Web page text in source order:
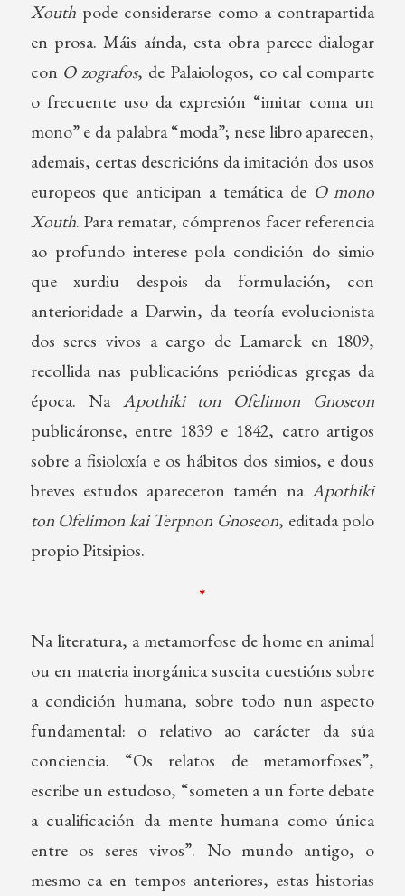
Xouthpode considerarse como a contrapartida
en prosa. Máis aínda, esta obra parece dialogar
con O zografos, de Palaiologos, co cal comparte
o frecuente uso da expresión “imitar coma un
mono” e da palabra “moda”; nese libro aparecen,
ademais, certas descricións da imitación dos usos
europeos que anticipan a temática de O mono
Xouth. Para rematar, cómprenos facer referencia
ao profundo interese pola condición do simio
que xurdiu despois da formulación, con
anterioridade a Darwin, da teoría evolucionista
dos seres vivos a cargo de Lamarck en 1809,
recollida nas publicacións periódicas gregas da
época. Na Apothiki ton Ofelimon Gnoseon
publicáronse, entre 1839 e 1842, catro artigos
sobre a fisioloxía e os hábitos dos simios, e dous
breves estudos apareceron tamén naApothiki
ton Ofelimon kai Terpnon Gnoseon, editada polo
propio Pitsipios.
*
Na literatura, a metamorfose de home en animal
ou en materia inorgánica suscita cuestións sobre
a condición humana, sobre todo nun aspecto
fundamental: o relativo ao carácter da súa
conciencia. “Os relatos de metamorfoses”,
escribe un estudoso, “someten a un forte debate
a cualificación da mente humana como única
entre os seres vivos”. No mundo antigo, o
mesmo ca en tempos anteriores, estas historias